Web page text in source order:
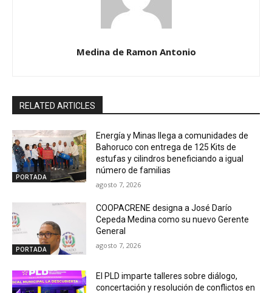
Medina de Ramon Antonio
RELATED ARTICLES
PORTADA
Energía y Minas llega a comunidades de
Bahoruco con entrega de 125 Kits de
estufas y cilindros beneficiando a igual
número de familias
agosto 7, 2026
PORTADA
COOPACRENE designa a José Darío
Cepeda Medina como su nuevo Gerente
General
agosto 7, 2026
El PLD imparte talleres sobre diálogo,
concertación y resolución de conflictos en